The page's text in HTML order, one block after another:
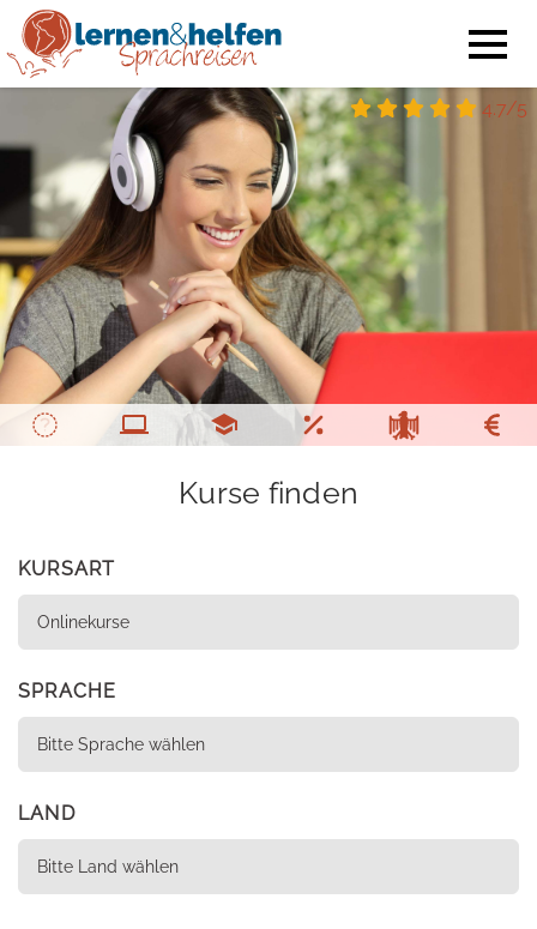
4.7/5
Kurse finden
KURSART
SPRACHE
LAND